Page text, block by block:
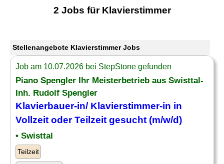
2 Jobs für Klavierstimmer
Stellenangebote Klavierstimmer Jobs
Job am 10.07.2026 bei StepStone gefunden
Piano Spengler Ihr Meisterbetrieb aus Swisttal-
Inh. Rudolf Spengler
Klavierbauer-in/ Klavierstimmer-in in
Vollzeit oder Teilzeit gesucht (m/w/d)
• Swisttal
Teilzeit